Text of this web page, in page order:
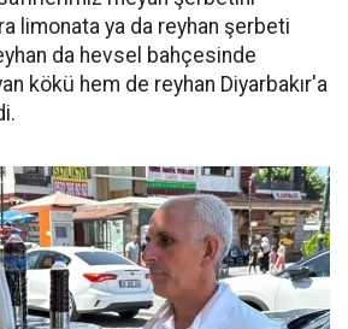
limonata ya da reyhan şerbeti
da hevsel bahçesinde
kökü hem de reyhan Diyarbakır'a